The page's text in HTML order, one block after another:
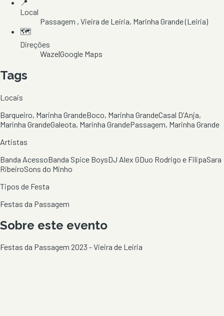
📍
Local
Passagem , Vieira de Leiria, Marinha Grande(Leiria)
🗺️
Direções
Waze|Google Maps
Tags
Locais
Barqueiro, Marinha GrandeBoco, Marinha GrandeCasal D'Anja,
Marinha GrandeGaleota, Marinha GrandePassagem, Marinha Grande
Artistas
Banda AcessoBanda Spice BoysDJ Alex GDuo Rodrigo e FilipaSara
RibeiroSons do Minho
Tipos de Festa
Festas da Passagem
Sobre este evento
Festas da Passagem 2023 - Vieira de Leiria